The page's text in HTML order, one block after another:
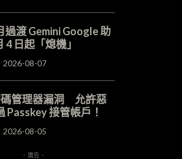
過渡 Gemini Google 助
4 日起「熄機」
2026-08-07
管理器漏洞 允許惡
Passkey 接管帳戶！
2026-08-05
- 廣告 -